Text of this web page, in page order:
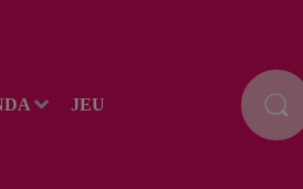
JEU